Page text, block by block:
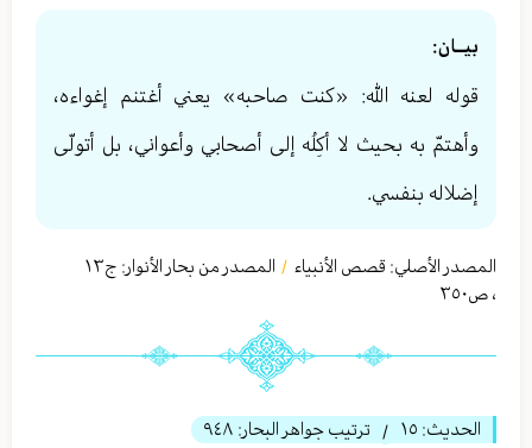
بيــان:
قوله لعنه الله: «كنت صاحبه» يعني أغتنم إغواءه،
وأهتمّ به بحيث لا أكِلُه إلى أصحابي وأعواني، بل أتولّى
إضلاله بنفسي.
المصدر الأصلي: قصص الأنبياء / المصدر من بحار الأنوار: ج١٣
، ص٣٥٠
الحديث: ١٥ / ترتيب جواهر البحار: ٩٤٨